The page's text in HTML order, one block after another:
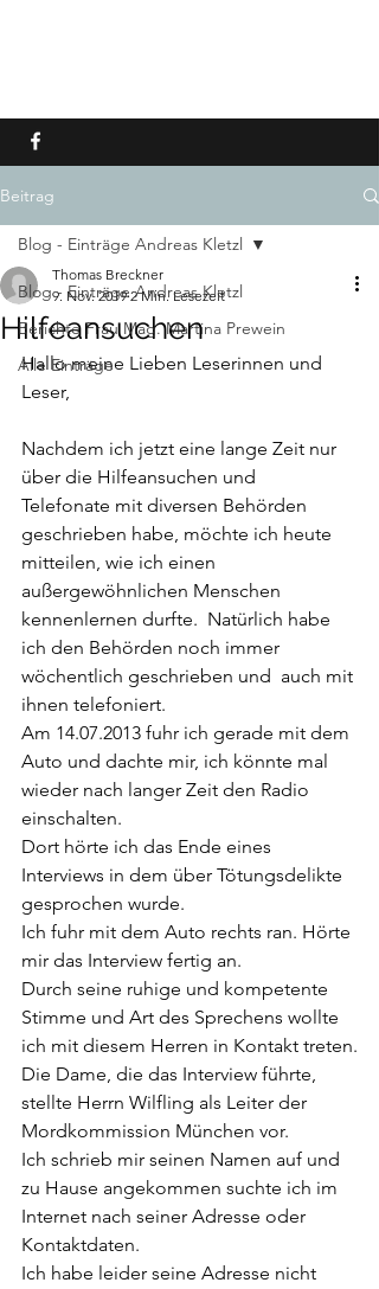
Beitrag
Blog - Einträge Andreas Kletzl
Berichte Frau Mag. Martina Prewein
Alle Einträge
Blog - Einträge Andreas Kletzl
Hilfeansuchen
Thomas Breckner
9. Nov. 2019 2 Min. Lesezeit
Hallo meine Lieben Leserinnen und
Leser,
Nachdem ich jetzt eine lange Zeit nur
über die Hilfeansuchen und
Telefonate mit diversen Behörden
geschrieben habe, möchte ich heute
mitteilen, wie ich einen
außergewöhnlichen Menschen
kennenlernen durfte.  Natürlich habe
ich den Behörden noch immer
wöchentlich geschrieben und  auch mit
ihnen telefoniert.
Am 14.07.2013 fuhr ich gerade mit dem
Auto und dachte mir, ich könnte mal
wieder nach langer Zeit den Radio
einschalten.
Dort hörte ich das Ende eines
Interviews in dem über Tötungsdelikte
gesprochen wurde.
Ich fuhr mit dem Auto rechts ran. Hörte
mir das Interview fertig an.
Durch seine ruhige und kompetente
Stimme und Art des Sprechens wollte
ich mit diesem Herren in Kontakt treten.
Die Dame, die das Interview führte,
stellte Herrn Wilfling als Leiter der
Mordkommission München vor.
Ich schrieb mir seinen Namen auf und
zu Hause angekommen suchte ich im
Internet nach seiner Adresse oder
Kontaktdaten.
Ich habe leider seine Adresse nicht